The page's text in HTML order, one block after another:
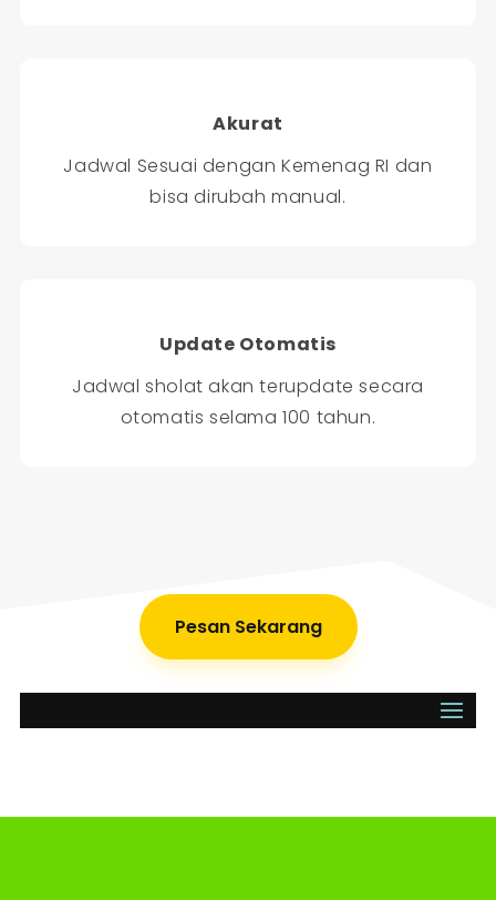
Akurat
Jadwal Sesuai dengan Kemenag RI dan
bisa dirubah manual.
Update Otomatis
Jadwal sholat akan terupdate secara
otomatis selama 100 tahun.
Pesan Sekarang